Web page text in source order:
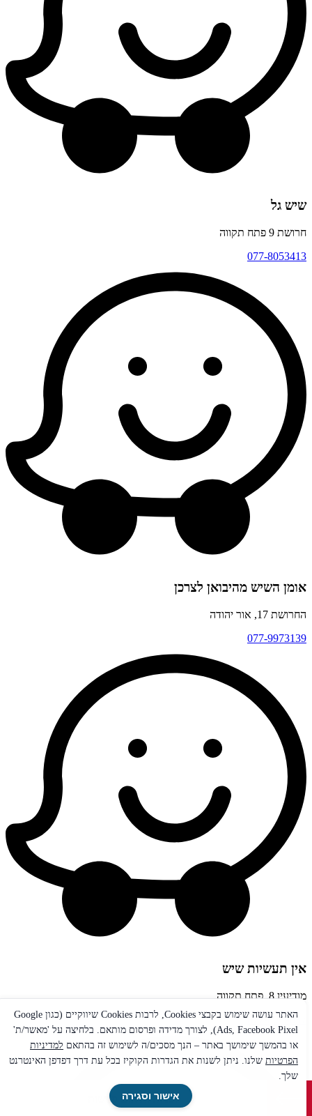
שיש גל
חרושת 9 פתח תקווה
077-8053413
אומן השיש מהיבואן לצרכן
החרושת 17, אור יהודה
077-9973139
אין תעשיות שיש
מודיעין 8, פתח תקווה
077-8039037
אישור וסגירה
האתר עושה שימוש בקבצי Cookies, לרבות Cookies שיווקיים (כגון Google
Ads, Facebook Pixel), לצורך מדידה ופרסום מותאם. בלחיצה על 'מאשר/ת'
או בהמשך שימושך באתר – הנך מסכים/ה לשימוש זה בהתאם למדיניות
הפרטיות שלנו. ניתן לשנות את הגדרות הקוקיז בכל עת דרך דפדפן האינטרנט
שלך.
לפניות ותיאום פגישות